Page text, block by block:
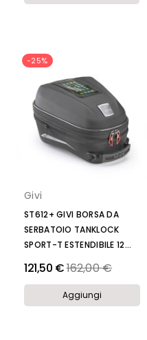
-25%
Givi
ST612+ GIVI BORSA DA
SERBATOIO TANKLOCK
SPORT-T ESTENDIBILE 12...
121,50 €Prezzo
162,00 €
Aggiungi